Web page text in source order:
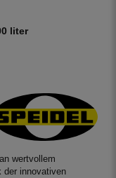
liter
wertvollem
der innovativen